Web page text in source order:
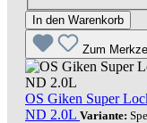
In den Warenkorb
Zum
OS Giken Super
ND 2.0L Variante: